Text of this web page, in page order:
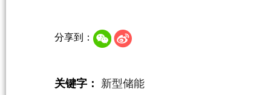
分享到：
关键字： 新型储能